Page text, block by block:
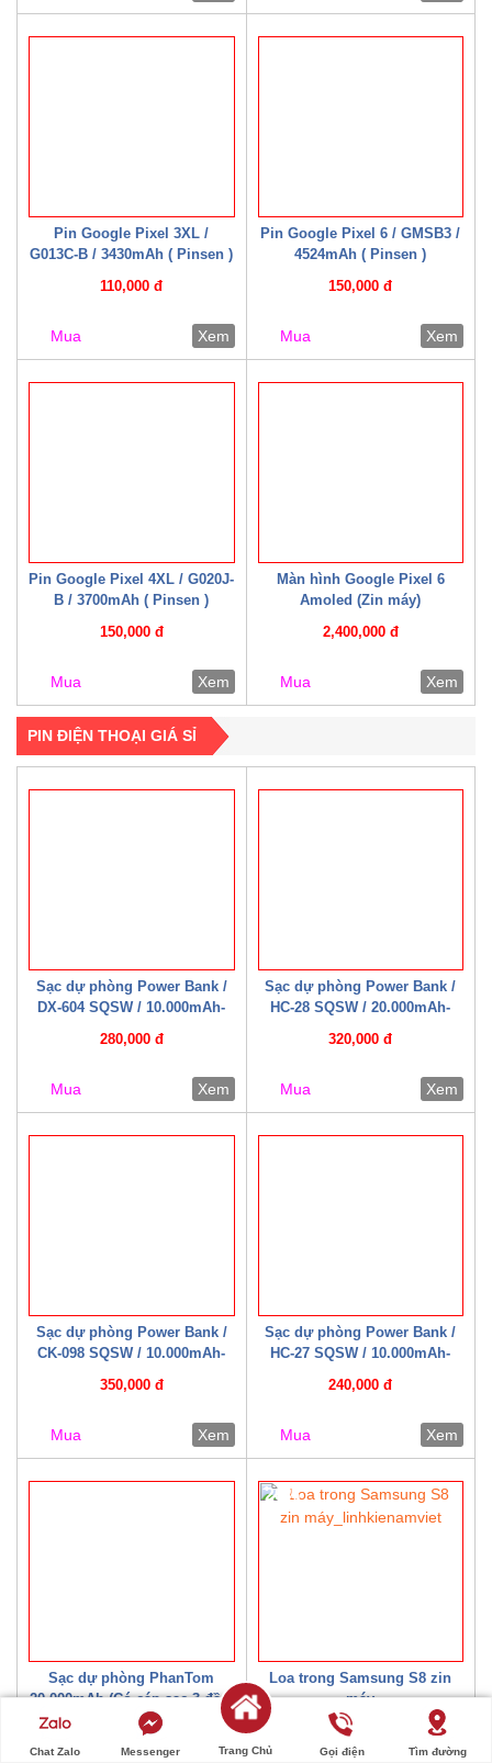
Pin Google Pixel 3XL /
G013C-B / 3430mAh ( Pinsen )
110,000 đ
Mua Xem
Pin Google Pixel 6 / GMSB3 /
4524mAh ( Pinsen )
150,000 đ
Mua Xem
Pin Google Pixel 4XL / G020J-
B / 3700mAh ( Pinsen )
150,000 đ
Mua Xem
Màn hình Google Pixel 6
Amoled (Zin máy)
2,400,000 đ
Mua Xem
PIN ĐIỆN THOẠI GIÁ SỈ
Sạc dự phòng Power Bank /
DX-604 SQSW / 10.000mAh-
280,000 đ
Mua Xem
Sạc dự phòng Power Bank /
HC-28 SQSW / 20.000mAh-
Trắng/ Đen
320,000 đ
Mua Xem
Sạc dự phòng Power Bank /
CK-098 SQSW / 10.000mAh-
350,000 đ
Mua Xem
Sạc dự phòng Power Bank /
HC-27 SQSW / 10.000mAh-
Trắng/ Đen
240,000 đ
Mua Xem
Sạc dự phòng PhanTom
20.000mAh (Có cáp sạc 3 đầu)
300,000 đ
Loa trong Samsung S8 zin
máy
20,000 đ
20%
Chat Zalo Messenger Trang Chủ Gọi điện Tìm đường